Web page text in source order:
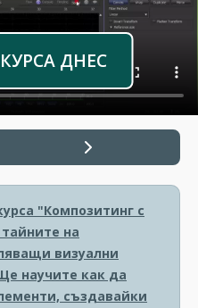
ДНЕС
"Композитинг с
на
визуални
научите как да
създавайки